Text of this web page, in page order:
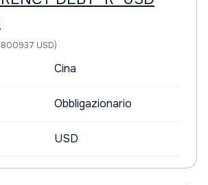
USD)
Cina
Obbligazionario
USD